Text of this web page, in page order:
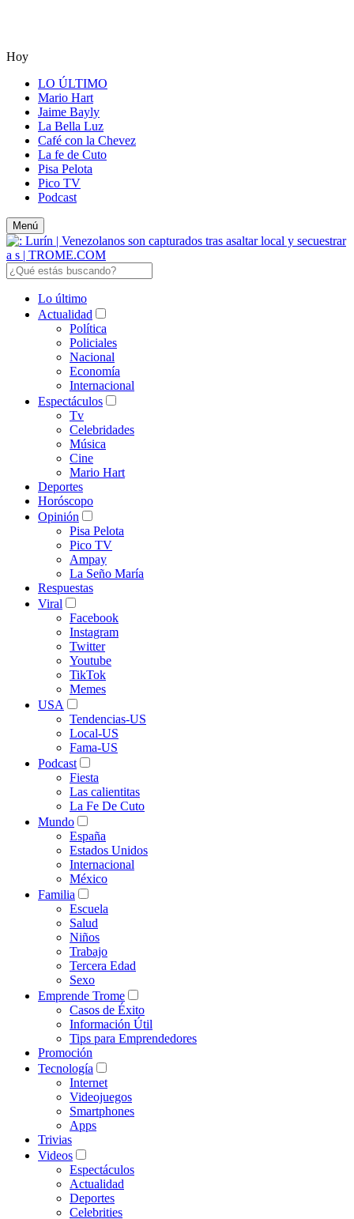
Hoy
LO ÚLTIMO
Mario Hart
Jaime Bayly
La Bella Luz
Café con la Chevez
La fe de Cuto
Pisa Pelota
Pico TV
Podcast
Menú
Lo último
Actualidad
Política
Policiales
Nacional
Economía
Internacional
Espectáculos
Tv
Celebridades
Música
Cine
Mario Hart
Deportes
Horóscopo
Opinión
Pisa Pelota
Pico TV
Ampay
La Seño María
Respuestas
Viral
Facebook
Instagram
Twitter
Youtube
TikTok
Memes
USA
Tendencias-US
Local-US
Fama-US
Podcast
Fiesta
Las calientitas
La Fe De Cuto
Mundo
España
Estados Unidos
Internacional
México
Familia
Escuela
Salud
Niños
Trabajo
Tercera Edad
Sexo
Emprende Trome
Casos de Éxito
Información Útil
Tips para Emprendedores
Promoción
Tecnología
Internet
Videojuegos
Smartphones
Apps
Trivias
Videos
Espectáculos
Actualidad
Deportes
Celebrities